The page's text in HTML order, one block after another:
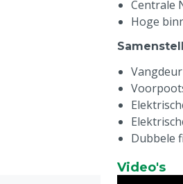
Centrale
Hoge
Vangdeur
Dubbele
Video's